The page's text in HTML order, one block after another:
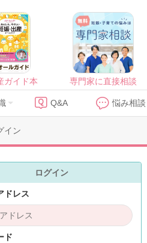
ガイド本 専門家に直接相談
Q&A 悩み相談
イン
ログイン
ドレス
ド